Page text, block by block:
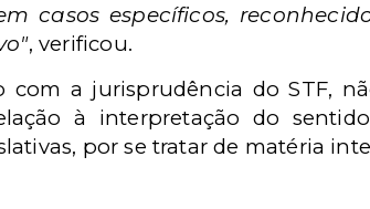
casos específicos,
, verificou.
a jurisprudência do STF,
à interpretação do
por se tratar de matéria